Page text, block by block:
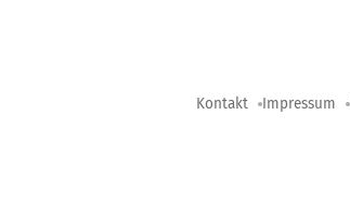
Kontakt Impressum